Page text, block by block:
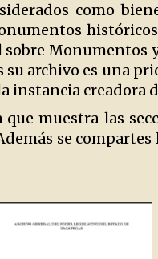
como
sobre
su archivo es una
instancia creadora
muestra las
se